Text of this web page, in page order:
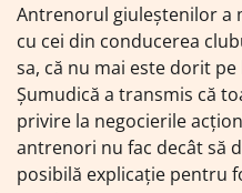
Antrenorul giuleștenilor a
cu cei din conducerea
sa, că nu mai este dorit
Șumudică a transmis că
privire la negocierile
antrenori nu fac decât să
posibilă explicație pentru